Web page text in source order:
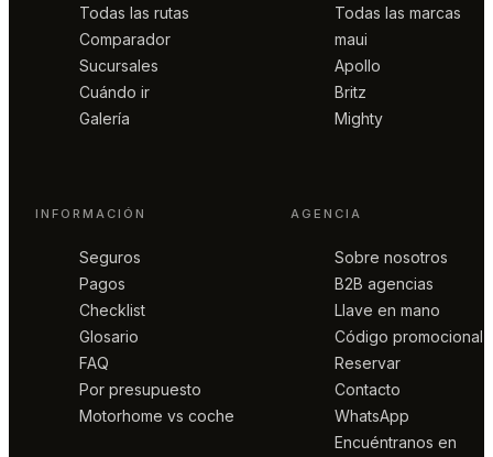
Todas las rutas
Comparador
Sucursales
Cuándo ir
Galería
Todas las marcas
maui
Apollo
Britz
Mighty
INFORMACIÓN
Seguros
Pagos
Checklist
Glosario
FAQ
Por presupuesto
Motorhome vs coche
AGENCIA
Sobre nosotros
B2B agencias
Llave en mano
Código promocional
Reservar
Contacto
WhatsApp
Encuéntranos en